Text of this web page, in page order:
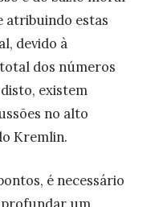
atribuindo estas
devido à
dos números
existem
no alto
Kremlin.
é necessário